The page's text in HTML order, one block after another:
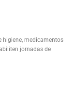
higiene, medicamentos
jornadas de